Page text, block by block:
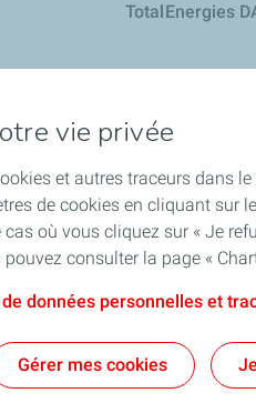
TotalEnergies
Cookies et
vie privée
et autres traceurs dans
de cookies en cliquant sur
cas où vous cliquez sur « Je
consulter la page «
données personnelles et
Gérer mes cookies